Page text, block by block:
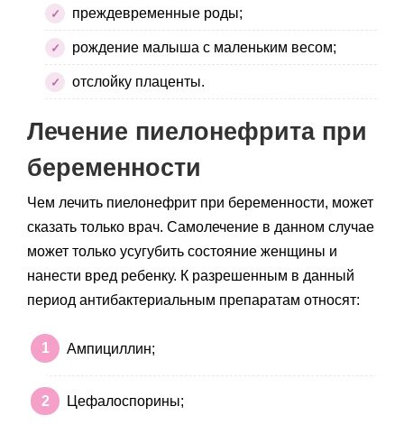
преждевременные роды;
рождение малыша с маленьким весом;
отслойку плаценты.
Лечение пиелонефрита при
беременности
Чем лечить пиелонефрит при беременности, может
сказать только врач. Самолечение в данном случае
может только усугубить состояние женщины и
нанести вред ребенку. К разрешенным в данный
период антибактериальным препаратам относят:
Ампициллин;
Цефалоспорины;